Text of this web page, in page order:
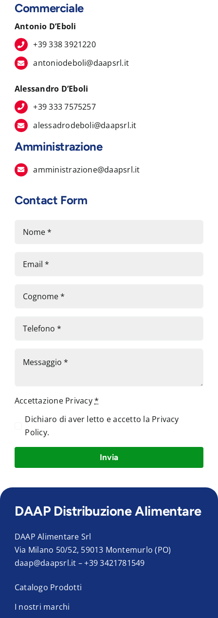
Commerciale
Antonio D’Eboli
+39 338 3921220
antoniodeboli@daapsrl.it
Alessandro D’Eboli
+39 333 7575257
alessadrodeboli@daapsrl.it
Amministrazione
amministrazione@daapsrl.it
Contact Form
Accettazione Privacy*
Dichiaro di aver letto e accetto la Privacy
Policy.
Invia
DAAP Distribuzione Alimentare
DAAP Alimentare Srl
Via Milano 50/52, 59013 Montemurlo (PO)
daap@daapsrl.it –+39 3421781549
Catalogo Prodotti
I nostri marchi